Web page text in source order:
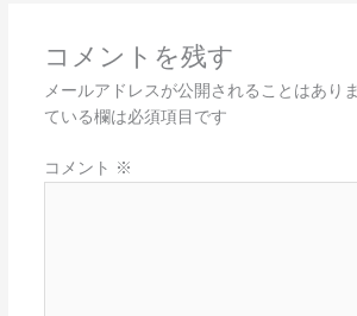
コメントを残す
メールアドレスが公開されることはありま
ている欄は必須項目です
コメント ※